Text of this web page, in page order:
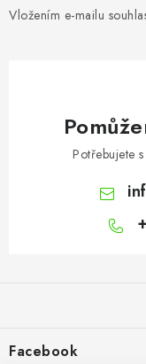
Vložením e-mailu
Potřebujete
aFacebook